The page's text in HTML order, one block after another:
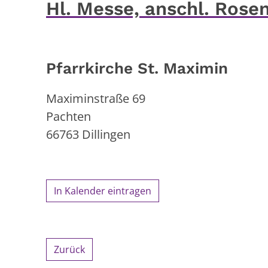
Hl. Messe, anschl.
Pfarrkirche St. Maximin
Maximinstraße 69
Pachten
66763 Dillingen
In Kalender eintragen
Zurück